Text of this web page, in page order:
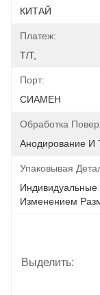
КИТАЙ
Платеж:
T/T,
Порт:
СИАМЕН
Обработка
Анодирование И
Упаковывая
Индивидуальные
Изменением
Выделить: